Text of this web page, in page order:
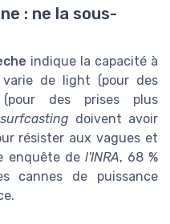
: ne la sous-
indique la capacité à
de light (pour des
des prises plus
doivent avoir
résister aux vagues et
enquête de l'INRA, 68 %
cannes de puissance